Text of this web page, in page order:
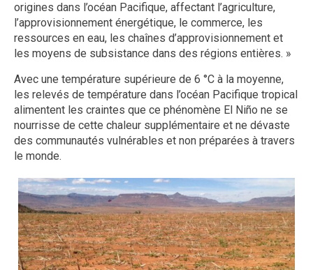
origines dans l’océan Pacifique, affectant l’agriculture,
l’approvisionnement énergétique, le commerce, les
ressources en eau, les chaînes d’approvisionnement et
les moyens de subsistance dans des régions entières. »
Avec une température supérieure de 6 °C à la moyenne,
les relevés de température dans l’océan Pacifique tropical
alimentent les craintes que ce phénomène El Niño ne se
nourrisse de cette chaleur supplémentaire et ne dévaste
des communautés vulnérables et non préparées à travers
le monde.